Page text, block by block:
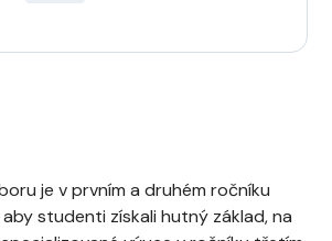
je v prvním a druhém ročníku
studenti získali hutný základ, na